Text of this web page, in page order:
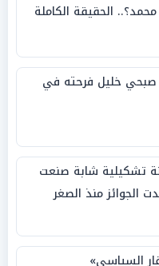
الحقيقة الكاملة
صبحي خليل فرحته في
تشكيلية شابة صنعت
الجوائز منذ الصغر
السياسي»